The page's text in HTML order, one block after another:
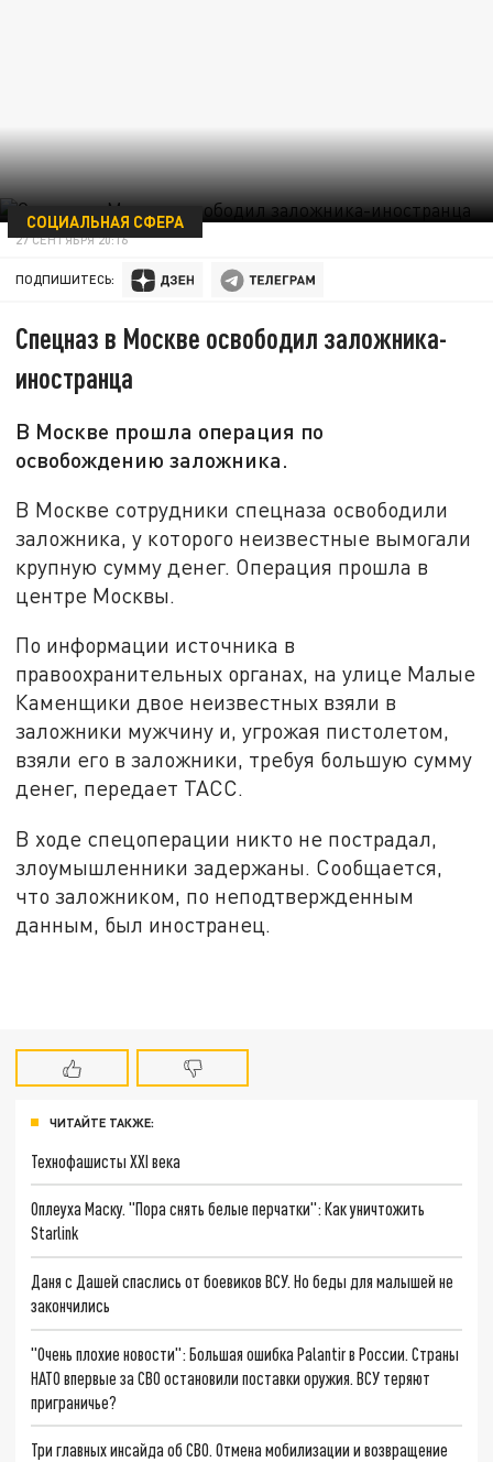
СОЦИАЛЬНАЯ СФЕРА
27 СЕНТЯБРЯ 20:16
ПОДПИШИТЕСЬ:
Спецназ в Москве освободил заложника-
иностранца
В Москве прошла операция по
освобождению заложника.
В Москве сотрудники спецназа освободили
заложника, у которого неизвестные вымогали
крупную сумму денег. Операция прошла в
центре Москвы.
По информации источника в
правоохранительных органах, на улице Малые
Каменщики двое неизвестных взяли в
заложники мужчину и, угрожая пистолетом,
взяли его в заложники, требуя большую сумму
денег, передает ТАСС.
В ходе спецоперации никто не пострадал,
злоумышленники задержаны. Сообщается,
что заложником, по неподтвержденным
данным, был иностранец.
ЧИТАЙТЕ ТАКЖЕ:
Технофашисты XXI века
Оплеуха Маску. "Пора снять белые перчатки": Как уничтожить
Starlink
Даня с Дашей спаслись от боевиков ВСУ. Но беды для малышей не
закончились
"Очень плохие новости": Большая ошибка Palantir в России. Страны
НАТО впервые за СВО остановили поставки оружия. ВСУ теряют
приграничье?
Три главных инсайда об СВО. Отмена мобилизации и возвращение